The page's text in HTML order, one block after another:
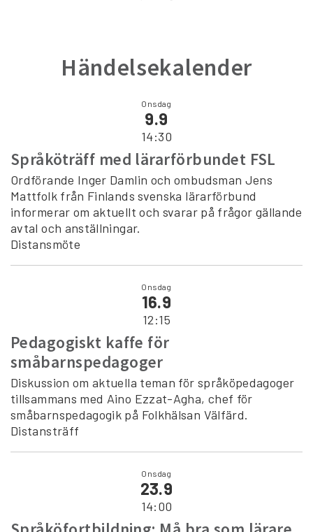
Händelsekalender
Onsdag
9.9
14:30
Språköträff med lärarförbundet FSL
Ordförande Inger Damlin och ombudsman Jens
Mattfolk från Finlands svenska lärarförbund
informerar om aktuellt och svarar på frågor gällande
avtal och anställningar.
Distansmöte
Onsdag
16.9
12:15
Pedagogiskt kaffe för
småbarnspedagoger
Diskussion om aktuella teman för språköpedagoger
tillsammans med Aino Ezzat-Agha, chef för
småbarnspedagogik på Folkhälsan Välfärd.
Distansträff
Onsdag
23.9
14:00